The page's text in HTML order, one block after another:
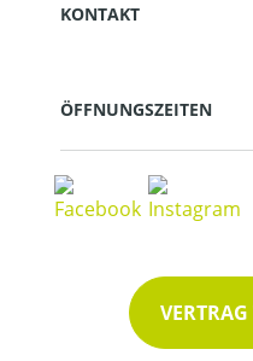
KONTAKT
ÖFFNUNGSZEITEN